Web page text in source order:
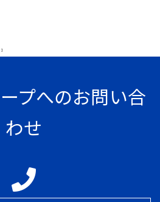
プへのお問い合
わせ